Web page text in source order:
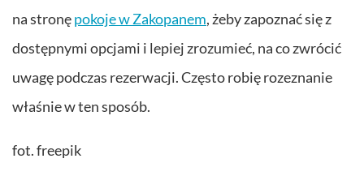
na stronępokoje w Zakopanem, żeby zapoznać się z
dostępnymi opcjami i lepiej zrozumieć, na co zwrócić
uwagę podczas rezerwacji. Często robię rozeznanie
właśnie w ten sposób.
fot. freepik